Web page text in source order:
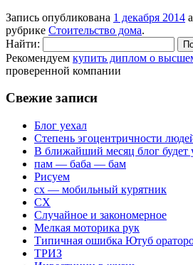
Запись опубликована 1 декабря 2014
рубрике Стоительство дома.
Найти:
Рекомендуем купить диплом о
проверенной компании
Свежие записи
Блог уехал
Степень эгоцентричности
В ближайший месяц блог будет
пам — баба — бам
Рисуем
сх — мобильный курятник
СХ
Случайное и закономерное
Мелкая моторика рук
Типичная ошибка Ютуб
ТРИЗ